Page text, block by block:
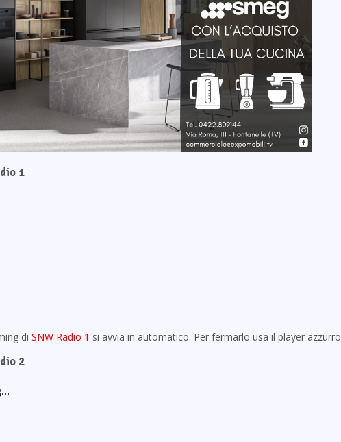
1
di SNW Radio 1 si avvia in automatico. Per fermarlo usa il player azzurro
2